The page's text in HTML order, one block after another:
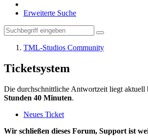
Erweiterte Suche
TML-Studios Community
Ticketsystem
Die durchschnittliche Antwortzeit liegt aktuell
Stunden 40 Minuten.
Neues Ticket
Wir schließen dieses Forum, Support ist